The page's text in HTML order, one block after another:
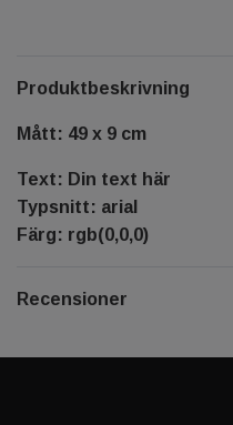
Produktbeskrivning
Mått: 49 x 9 cm
Text: Din text här
Typsnitt: arial
Färg: rgb(0,0,0)
Recensioner